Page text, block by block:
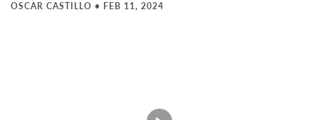
OSCAR CASTILLO • FEB 11, 2024